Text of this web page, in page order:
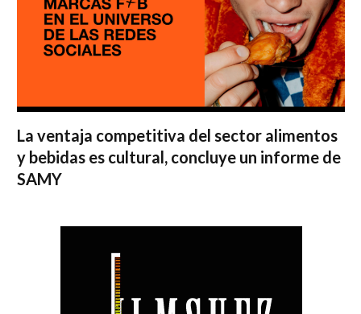
La ventaja competitiva del sector alimentos
y bebidas es cultural, concluye un informe de
SAMY